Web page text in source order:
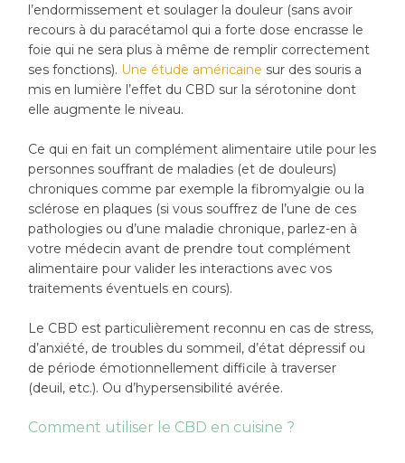
l’endormissement et soulager la douleur (sans avoir
recours à du paracétamol qui a forte dose encrasse le
foie qui ne sera plus à même de remplir correctement
ses fonctions). Une étude américaine sur des souris a
mis en lumière l’effet du CBD sur la sérotonine dont
elle augmente le niveau.
Ce qui en fait un complément alimentaire utile pour les
personnes souffrant de maladies (et de douleurs)
chroniques comme par exemple la fibromyalgie ou la
sclérose en plaques (si vous souffrez de l’une de ces
pathologies ou d’une maladie chronique, parlez-en à
votre médecin avant de prendre tout complément
alimentaire pour valider les interactions avec vos
traitements éventuels en cours).
Le CBD est particulièrement reconnu en cas de stress,
d’anxiété, de troubles du sommeil, d’état dépressif ou
de période émotionnellement difficile à traverser
(deuil, etc.). Ou d’hypersensibilité avérée.
Comment utiliser le CBD en cuisine ?